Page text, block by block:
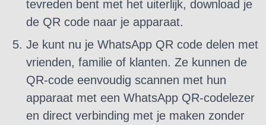
tevreden bent met het uiterlijk, download je
de QR code naar je apparaat.
Je kunt nu je WhatsApp QR code delen met
vrienden, familie of klanten. Ze kunnen de
QR-code eenvoudig scannen met hun
apparaat met een WhatsApp QR-codelezer
en direct verbinding met je maken zonder